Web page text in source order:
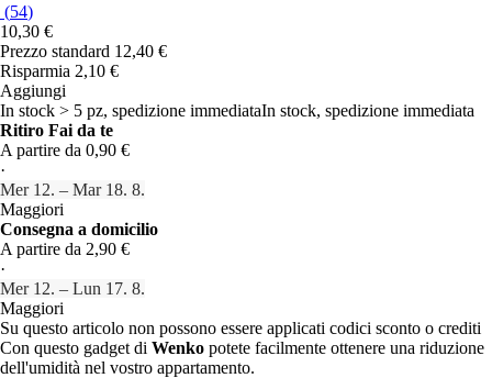
(54)
10,30 €
Prezzo standard 12,40 €
Risparmia 2,10 €
Aggiungi
In stock > 5 pz, spedizione immediataIn stock, spedizione immediata
Ritiro Fai da te
A partire da 0,90 €
·
Mer 12. – Mar 18. 8.
Maggiori
Consegna a domicilio
A partire da 2,90 €
·
Mer 12. – Lun 17. 8.
Maggiori
Su questo articolo non possono essere applicati codici sconto o crediti
Con questo gadget di Wenko potete facilmente ottenere una riduzione
dell'umidità nel vostro appartamento.